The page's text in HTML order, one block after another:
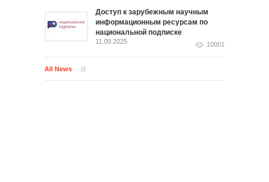
Доступ к зарубежным научным
информационным ресурсам по
национальной подписке
11.09.2025 10001
All News